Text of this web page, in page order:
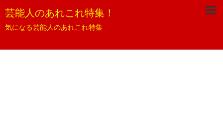
芸能人のあれこれ特集！
気になる芸能人のあれこれ特集